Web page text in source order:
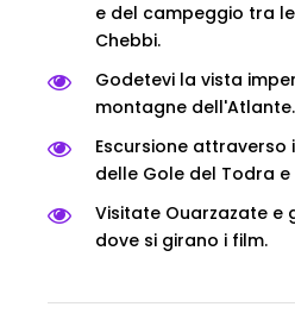
e del campeggio tra
Chebbi.
Godetevi la vista
montagne dell'Atlante.
Escursione attraverso
delle Gole del Todra e
Visitate Ouarzazate e
dove si girano i film.